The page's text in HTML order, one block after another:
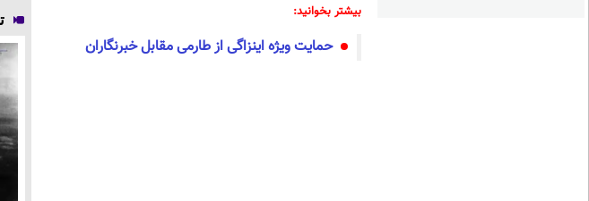
بیشتر بخوانید:
حمایت ویژه اینزاگی از طارمی مقابل خبرنگاران